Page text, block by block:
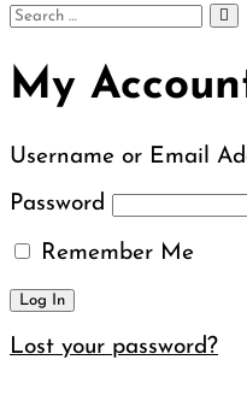
Search
My
Username or Email
Password
Remember Me
Lost your password?